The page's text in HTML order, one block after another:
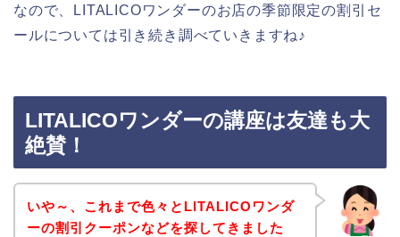
なので、LITALICOワンダーのお店の季節限定の割引セ
ールについては引き続き調べていきますね♪
LITALICOワンダーの講座は友達も大
絶賛！
いや～、これまで色々とLITALICOワンダ
ーの割引クーポンなどを探してきました